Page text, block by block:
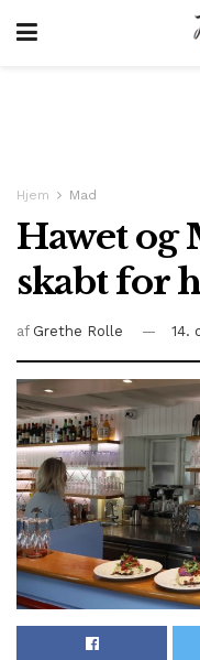
Hjem Mad
Hawet og
skabt for
af Grethe Rolle 14.